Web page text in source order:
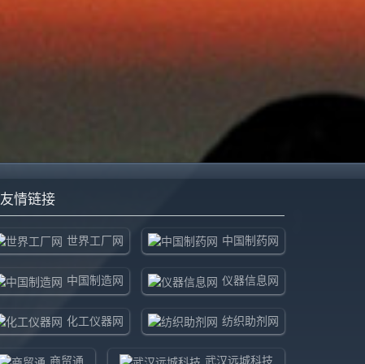
友情链接
世界工厂网 中国制药网
中国制造网 仪器信息网
化工仪器网 纺织助剂网
商贸通 武汉远城科技